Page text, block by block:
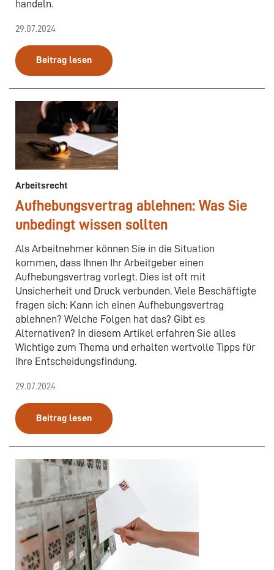
handeln.
29.07.2024
Beitrag lesen
Arbeitsrecht
Aufhebungsvertrag ablehnen: Was Sie
unbedingt wissen sollten
Als Arbeitnehmer können Sie in die Situation
kommen, dass Ihnen Ihr Arbeitgeber einen
Aufhebungsvertrag vorlegt. Dies ist oft mit
Unsicherheit und Druck verbunden. Viele Beschäftigte
fragen sich: Kann ich einen Aufhebungsvertrag
ablehnen? Welche Folgen hat das? Gibt es
Alternativen? In diesem Artikel erfahren Sie alles
Wichtige zum Thema und erhalten wertvolle Tipps für
Ihre Entscheidungsfindung.
29.07.2024
Beitrag lesen